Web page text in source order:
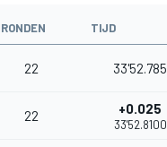
RONDEN TIJD
22 33'52.785
22 +0.025
33'52.8100